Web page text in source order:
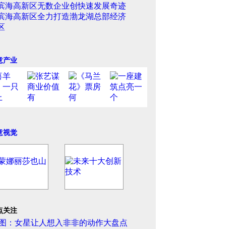
海高新区无数企业创快速发展奇迹
海高新区全力打造渤龙湖总部经济
产业
视觉
关注
：女星让人想入非非的动作大盘点